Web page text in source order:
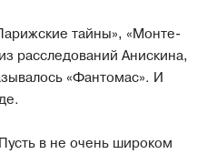
тайны», «Монте-
расследований Анискина,
«Фантомас». И
в не очень широком